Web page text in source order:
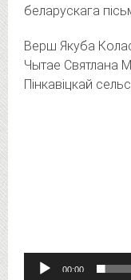
беларускага
Верш Якуба
Чытае Святлана
Пінкавіцкай
00:00